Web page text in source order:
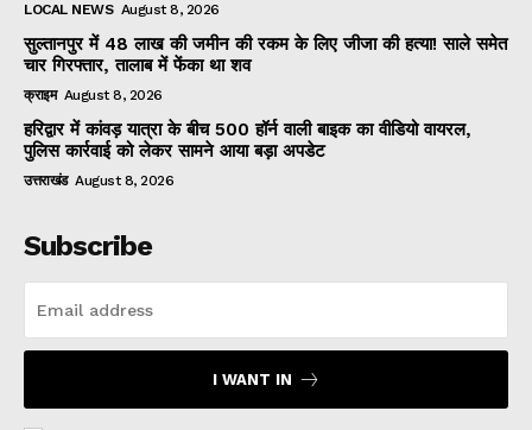
LOCAL NEWS August 8, 2026
सुल्तानपुर में 48 लाख की जमीन की रकम के लिए जीजा की हत्या! साले समेत
चार गिरफ्तार, तालाब में फेंका था शव
क्राइम August 8, 2026
हरिद्वार में कांवड़ यात्रा के बीच 500 हॉर्न वाली बाइक का वीडियो वायरल,
पुलिस कार्रवाई को लेकर सामने आया बड़ा अपडेट
उत्तराखंड August 8, 2026
Subscribe
I WANT IN